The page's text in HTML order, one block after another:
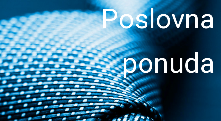
Poslovna
ponuda